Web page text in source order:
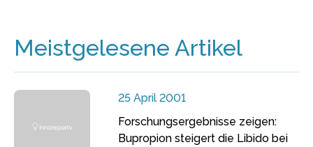
Meistgelesene Artikel
25 April 2001
Forschungsergebnisse zeigen:
Bupropion steigert die Libido bei